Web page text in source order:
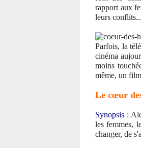
rapport aux
leurs conflits...
Parfois, la
cinéma
moins
même, un
Le cœur
Synopsis :
les femmes,
changer, de